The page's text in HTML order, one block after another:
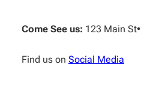
content
Come See us: 123 Main St•
Find us on Social Media